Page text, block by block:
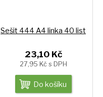
Sešit 444 A4 linka 40 list
23,10 Kč
27,95 Kč s DPH
Do košíku